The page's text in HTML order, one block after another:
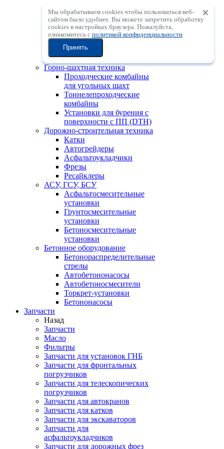
Мобильные
центробежные
дробильные установки с
вертикальным валом
Мобильные
сортировочные установки
Горно-шахтная техника
Проходческие комбайны
для угольных шахт
Тоннелепроходческие
комбайны
Установки для бурения с
поверхности с ПП (DTH)
Дорожно-строительная техника
Катки
Автогрейдеры
Асфальтоукладчики
Фрезы
Ресайклеры
АСУ, ГСУ, БСУ
Асфальтосмесительные
установки
Грунтосмесительные
установки
Бетоносмесительные
установки
Бетонное оборудование
Бетонораспределительные
стрелы
Автобетононасосы
Автобетоносмесители
Торкрет-установки
Бетононасосы
Запчасти
Назад
Запчасти
Масло
Фильтры
Запчасти для установок ГНБ
Запчасти для фронтальных
погрузчиков
Запчасти для телескопических
погрузчиков
Запчасти для автокранов
Запчасти для катков
Запчасти для экскаваторов
Запчасти для
асфальтоукладчиков
Запчасти для дорожных фрез
Мы обрабатываем cookies чтобы пользоваться веб-
сайтом было удобнее. Вы можете запретить обработку
сookies в настройках браузера. Пожалуйста,
ознакомитесь с политикой конфиденциальности
Принять